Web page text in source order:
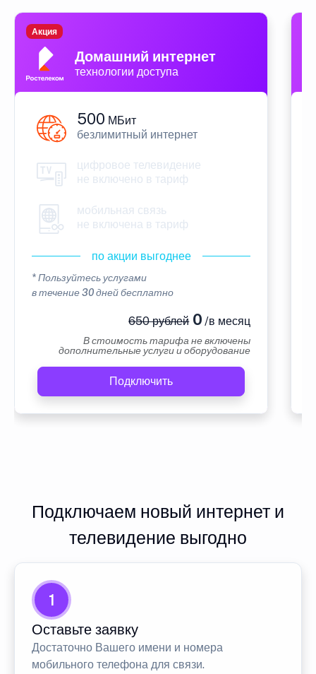
Домашний интернет
технологии доступа
Акция
500 МБит
безлимитный интернет
цифровое телевидение
не включено в тариф
мобильная связь
не включена в тариф
по акции выгоднее
* Пользуйтесь услугами
в течение 30 дней бесплатно
650 рублей0 /в месяц
В стоимость тарифа не включены
дополнительные услуги и оборудование
Подключить
Подключаем новый интернет и
телевидение выгодно
1
Оставьте заявку
Достаточно Вашего имени и номера
мобильного телефона для связи.